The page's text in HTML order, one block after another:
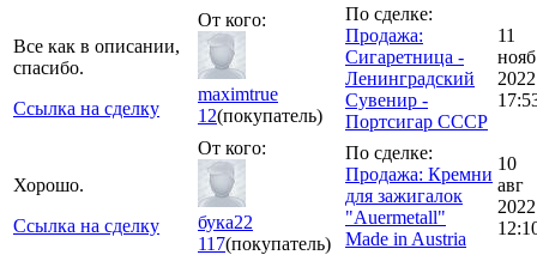
Все как в описании,
спасибо.
Ссылка на сделку
От кого:
maximtrue
12(покупатель)
По сделке:
Продажа:
Сигаретница -
Ленинградский
Сувенир -
Портсигар СССР
11
нояб
2022
Хорошо.
Ссылка на сделку
От кого:
бука22
117(покупатель)
По сделке:
Продажа: Кремни
для зажигалок
"Auermetall"
Made in Austria
10
авг
2022